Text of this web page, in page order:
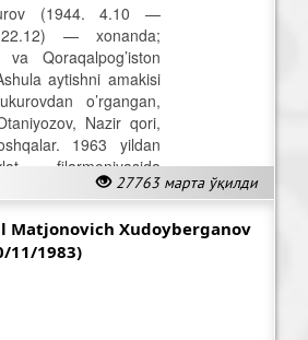
27763 марта ўқилди
(1944. 4.10 —
— xonanda;
Qoraqalpog’iston
aytishni amakisi
o’rgangan,
Nazir qori,
1963 yildan
filarmoniyasida
Matjonovich Xudoyberganov
11/1983)